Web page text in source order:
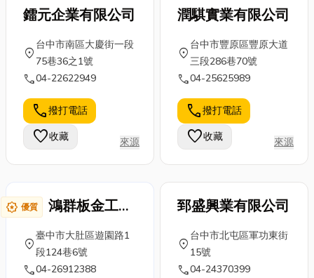
成了不少人的
施工快速、價
格實惠，還能
巧妙地將冷氣
管線、水電配
置隱藏起來，
讓空間更整齊
俐落，輕鋼架
工程常被用於
下關於白色情
及白色情人節
什麼花是適合
的?文末小編還
會分享哪裡台
中買花便宜，
你也想知道...
窗關起來還是
😵 想做工程，
但怕被坑、怕
踩雷？ 如果你
有以上任何一
個困擾，那
你...
鐳元企業有限公司
location_on
台中市南區大慶街一段
75巷36之1號
call04-22622949
call撥打電話
favorite收藏 來源
潤騏實業有限公司
location_on
台中市豐原區豐原大道
三段286巷70號
call04-25625989
call撥打電話
favorite收藏 來源
award_star 優質
鴻群板金工業
有限公司
location_on
臺中市大肚區遊園路1
段124巷6號
call04-26912388
郅盛興業有限公司
location_on
台中市北屯區軍功東街
15號
call04-24370399